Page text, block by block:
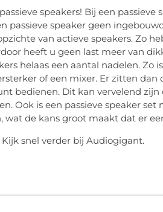
speakers! Bij een
passieve speaker geen
van actieve speakers. Zo
heeft u geen last meer van
helaas een aantal nadelen. Zo
of een mixer. Er zitten
bedienen. Dit kan vervelend
Ook is een passieve speaker set
wat de kans groot maakt dat er
Kijk snel verder bij Audiogigant.